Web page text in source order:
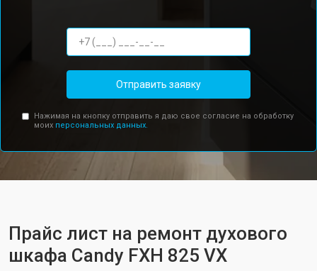
Отправить заявку
Нажимая на кнопку отправить я даю свое согласие на обработку
моих персональных данных.
Прайс лист на ремонт духового
шкафа Candy FXH 825 VX